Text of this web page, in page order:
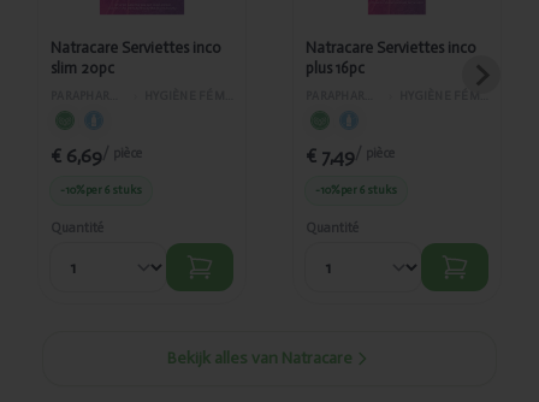
Natracare Serviettes inco
slim 20pc
€ 6,69/ pièce
-10%per 6 stuks
Quantité
Natracare Serviettes inco
plus 16pc
€ 7,49/ pièce
-10%per 6 stuks
Quantité
Bekijk alles van Natracare